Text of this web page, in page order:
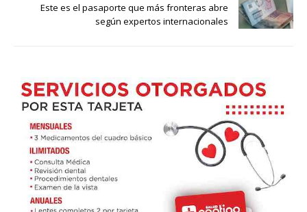
Este es el pasaporte que más fronteras abre
según expertos internacionales